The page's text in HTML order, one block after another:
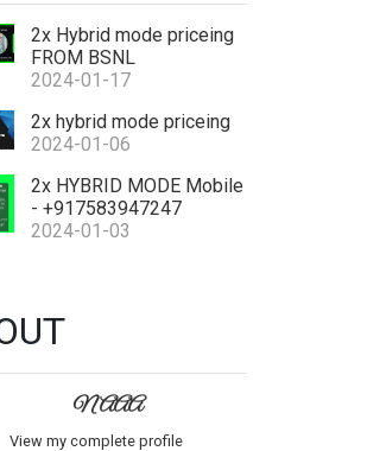
2x Hybrid mode priceing
FROM BSNL
2024-01-17
2x hybrid mode priceing
2024-01-06
2x HYBRID MODE Mobile
- +917583947247
2024-01-03
NAAA
View my complete profile